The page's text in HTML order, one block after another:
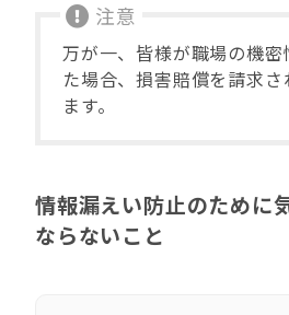
万が一、皆様が職場の機密
た場合、損害賠償を請求さ
ます。
情報漏えい防止のために
ならないこと